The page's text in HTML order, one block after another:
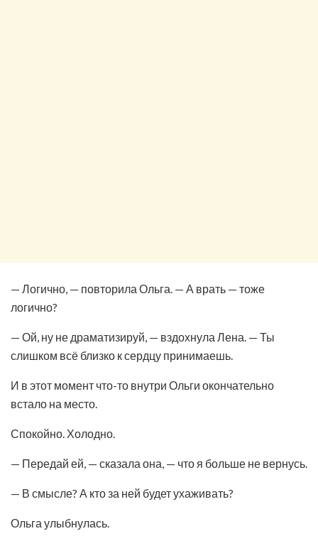
— Логично, — повторила Ольга. — А врать — тоже
логично?
— Ой, ну не драматизируй, — вздохнула Лена. — Ты
слишком всё близко к сердцу принимаешь.
И в этот момент что-то внутри Ольги окончательно
встало на место.
Спокойно. Холодно.
— Передай ей, — сказала она, — что я больше не вернусь.
— В смысле? А кто за ней будет ухаживать?
Ольга улыбнулась.